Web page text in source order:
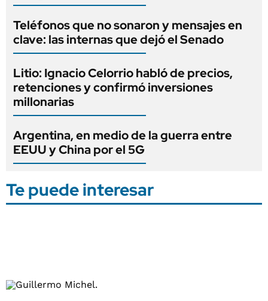
Teléfonos que no sonaron y mensajes en
clave: las internas que dejó el Senado
Litio: Ignacio Celorrio habló de precios,
retenciones y confirmó inversiones
millonarias
Argentina, en medio de la guerra entre
EEUU y China por el 5G
Te puede interesar